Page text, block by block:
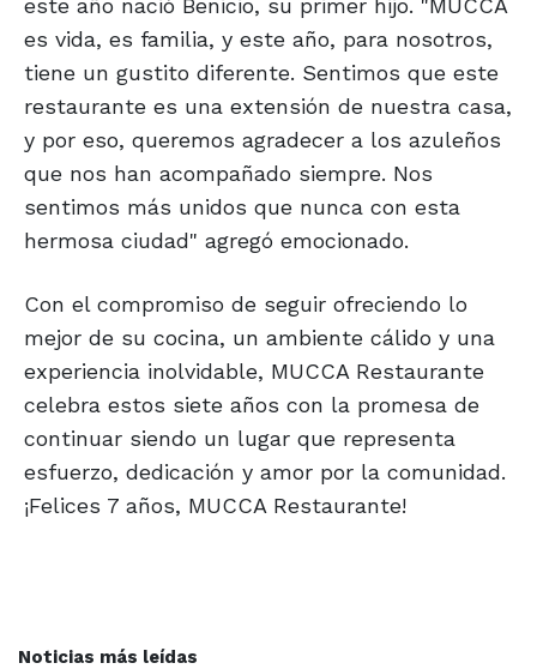
este año nació Benicio, su primer hijo. "MUCCA
es vida, es familia, y este año, para nosotros,
tiene un gustito diferente. Sentimos que este
restaurante es una extensión de nuestra casa,
y por eso, queremos agradecer a los azuleños
que nos han acompañado siempre. Nos
sentimos más unidos que nunca con esta
hermosa ciudad" agregó emocionado.
Con el compromiso de seguir ofreciendo lo
mejor de su cocina, un ambiente cálido y una
experiencia inolvidable, MUCCA Restaurante
celebra estos siete años con la promesa de
continuar siendo un lugar que representa
esfuerzo, dedicación y amor por la comunidad.
¡Felices 7 años, MUCCA Restaurante!
Noticias más leídas